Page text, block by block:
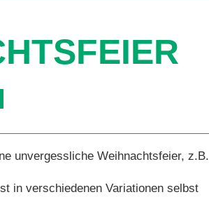
unvergessliche Weihnachtsfeier, z.B.
in verschiedenen Variationen selbst